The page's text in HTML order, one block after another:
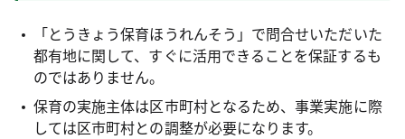
「とうきょう保育ほうれんそう」で問合せいただいた
都有地に関して、すぐに活用できることを保証するも
のではありません。
保育の実施主体は区市町村となるため、事業実施に際
しては区市町村との調整が必要になります。